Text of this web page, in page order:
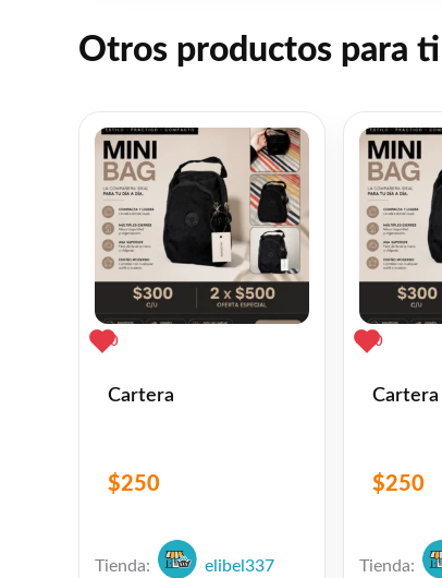
Otros productos para ti
0
Cartera
$250
Tienda: elibel337
0
Cartera
$250
Tienda: